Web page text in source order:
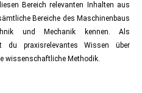
Bereich relevanten Inhalten aus
Bereiche des Maschinenbaus
und Mechanik kennen. Als
du praxisrelevantes Wissen über
wissenschaftliche Methodik.